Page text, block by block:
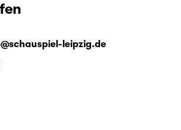
leipzig.de